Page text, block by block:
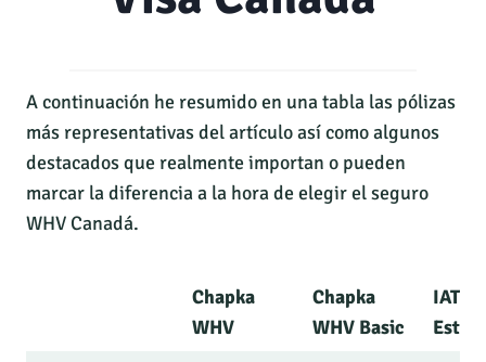
A continuación he resumido en una tabla las pólizas
más representativas del artículo así como algunos
destacados que realmente importan o pueden
marcar la diferencia a la hora de elegir el seguro
WHV Canadá.
Chapka
WHV
Chapka
WHV Basic
IATI